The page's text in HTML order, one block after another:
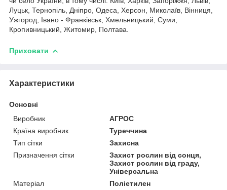
Луцьк, Тернопіль, Дніпро, Одеса, Херсон, Миколаїв, Вінниця,
Ужгород, Івано - Франківськ, Хмельницький, Суми,
Кропивницький, Житомир, Полтава.
Приховати
Характеристики
Основні
Виробник
АГРОС
Країна виробник
Туреччина
Тип сітки
Захисна
Призначення сітки
Захист рослин від сонця,
Захист рослин від граду,
Універсальна
Матеріал
Поліетилен